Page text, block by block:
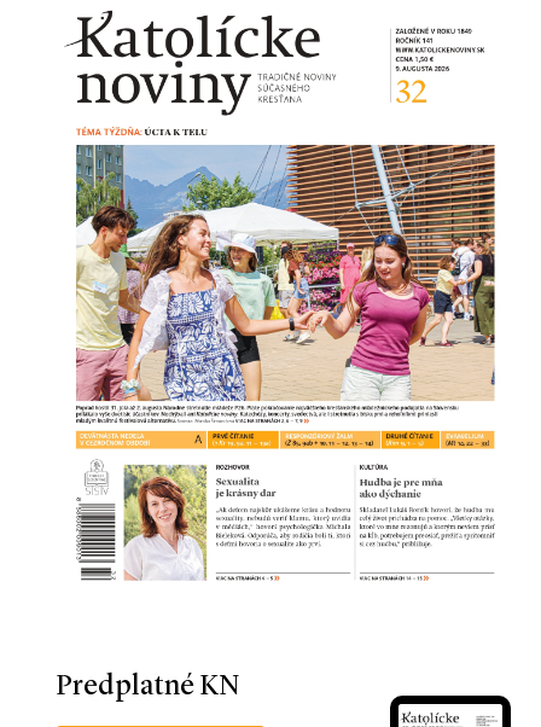
Predplatné KN